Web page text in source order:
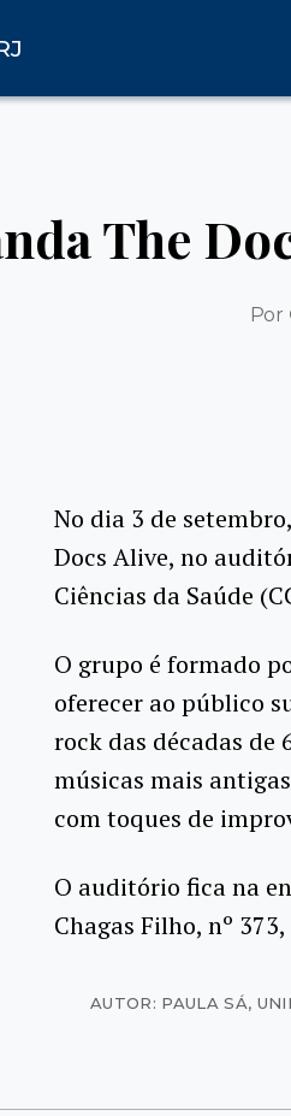
The
Por
No dia 3 de
Docs Alive, no
Ciências da Saúde
O grupo é formado
oferecer ao público
rock das décadas de
músicas mais
com toques de
O auditório fica na
Chagas Filho, nº
AUTOR: PAULA SÁ,